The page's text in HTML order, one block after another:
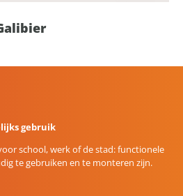
gebruik
school, werk of de stad: functionele
te gebruiken en te monteren zijn.